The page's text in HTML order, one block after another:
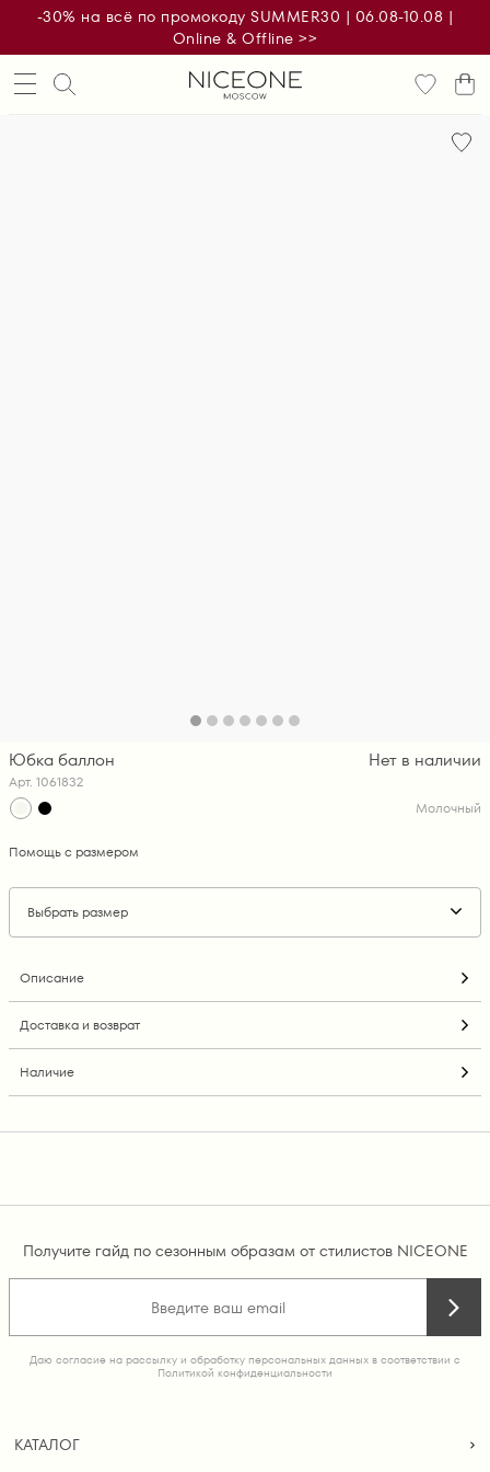
-30% на всё по промокоду SUMMER30 | 06.08-10.08 |
Online & Offline >>
Юбка баллон
Арт. 1061832
Нет в наличии
Молочный
Помощь с размером
Выбрать размер
Описание
Доставка и возврат
Наличие
Получите гайд по сезонным образам от стилистов NICEONE
Даю согласие на рассылку и обработку персональных данных в соответствии с
Политикой конфиденциальности
КАТАЛОГ